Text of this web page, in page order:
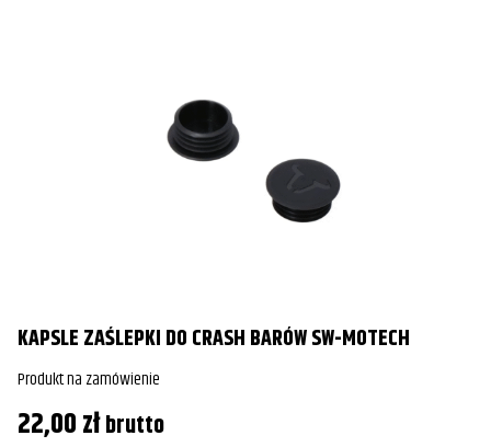
KAPSLE ZAŚLEPKI DO CRASH BARÓW SW-MOTECH
Produkt na zamówienie
22,00złbrutto